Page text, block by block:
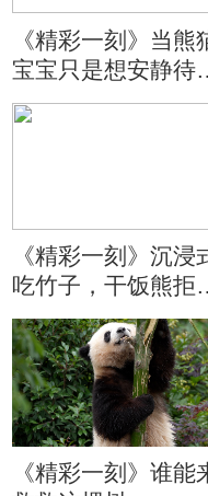
《精彩一刻》当熊
宝宝只是想安静待会
儿
《精彩一刻》沉浸
吃竹子，干饭熊拒
分心
《精彩一刻》谁能